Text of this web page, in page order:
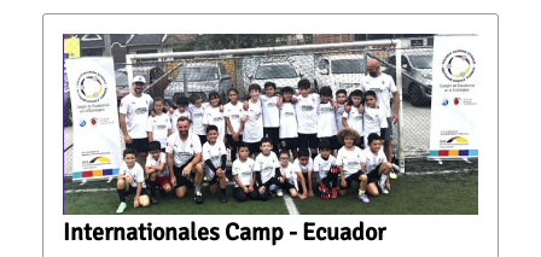
Internationales Camp - Ecuador